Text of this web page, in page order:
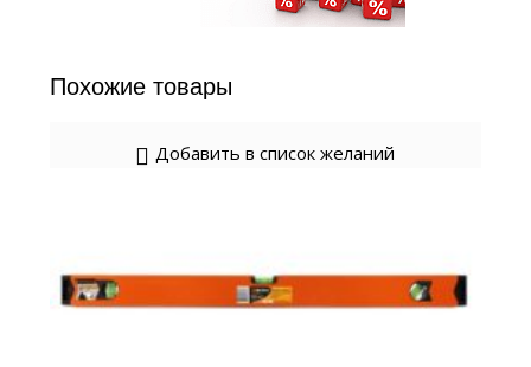
Похожие товары
Добавить в список желаний